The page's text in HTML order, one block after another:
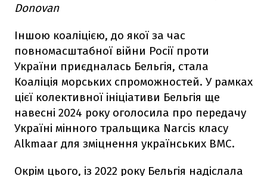
Donovan
Іншою коаліцією, до якої за час
повномасштабної війни Росії проти
України приєдналась Бельгія, стала
Коаліція морських спроможностей. У рамках
цієї колективної ініціативи Бельгія ще
навесні 2024 року оголосила про передачу
Україні мінного тральщика Narcis класу
Alkmaar для зміцнення українських ВМС.
Окрім цього, із 2022 року Бельгія надіслала